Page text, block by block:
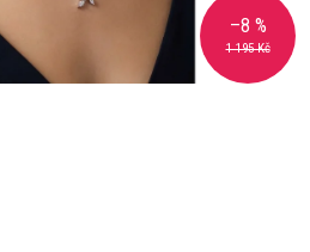
1 195 Kč
–8 %